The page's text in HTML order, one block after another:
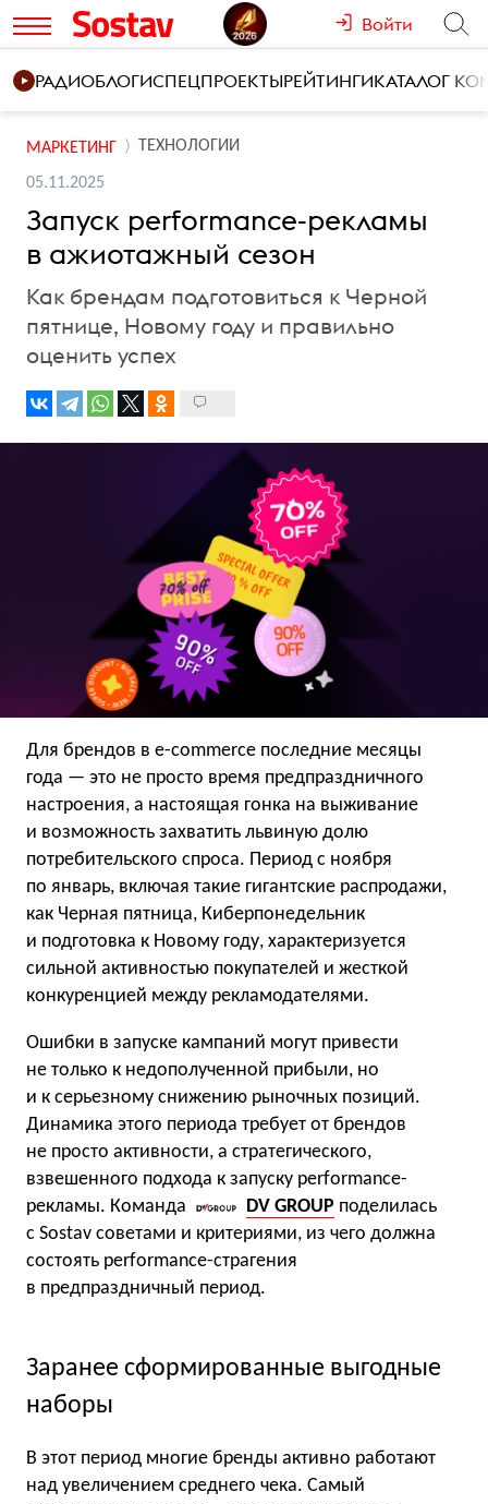
Войти
РАДИОБЛОГИСПЕЦПРОЕКТЫРЕЙТИНГИКАТАЛОГ
МАРКЕТИНГ ТЕХНОЛОГИИ
05.11.2025
Запуск performance-рекламы
в ажиотажный сезон
Как брендам подготовиться к Черной
пятнице, Новому году и правильно
оценить успех
Для брендов в e-commerce последние месяцы
года — это не просто время предпраздничного
настроения, а настоящая гонка на выживание
и возможность захватить львиную долю
потребительского спроса. Период с ноября
по январь, включая такие гигантские распродажи,
как Черная пятница, Киберпонедельник
и подготовка к Новому году, характеризуется
сильной активностью покупателей и жесткой
конкуренцией между рекламодателями.
Ошибки в запуске кампаний могут привести
не только к недополученной прибыли, но
и к серьезному снижению рыночных позиций.
Динамика этого периода требует от брендов
не просто активности, а стратегического,
взвешенного подхода к запуску performance-
рекламы. Команда
DV GROUP поделилась
с Sostav советами и критериями, из чего должна
состоять performance-страгения
в предпраздничный период.
Заранее сформированные выгодные
наборы
В этот период многие бренды активно работают
над увеличением среднего чека. Самый